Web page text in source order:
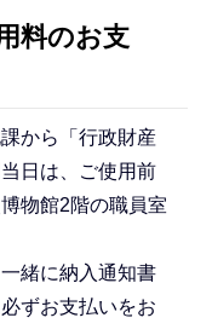
料のお支
から「行政財産
日は、ご使用前
物館2階の職員室
緒に納入通知書
ずお支払いをお